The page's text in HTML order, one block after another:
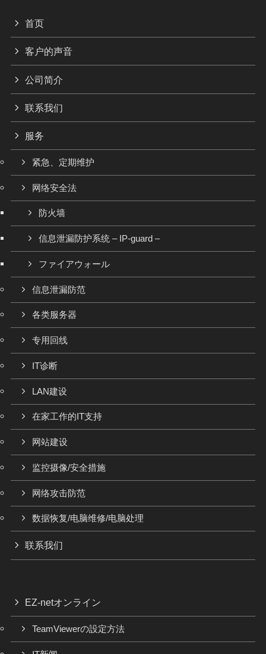
首页
客户的声音
公司简介
联系我们
服务
紧急、定期维护
网络安全法
防火墙
信息泄漏防护系统 – IP-guard –
ファイアウォール
信息泄漏防范
各类服务器
专用回线
IT诊断
LAN建设
在家工作的IT支持
网站建设
监控摄像/安全措施
网络攻击防范
数据恢复/电脑维修/电脑处理
联系我们
EZ-netオンライン
TeamViewerの設定方法